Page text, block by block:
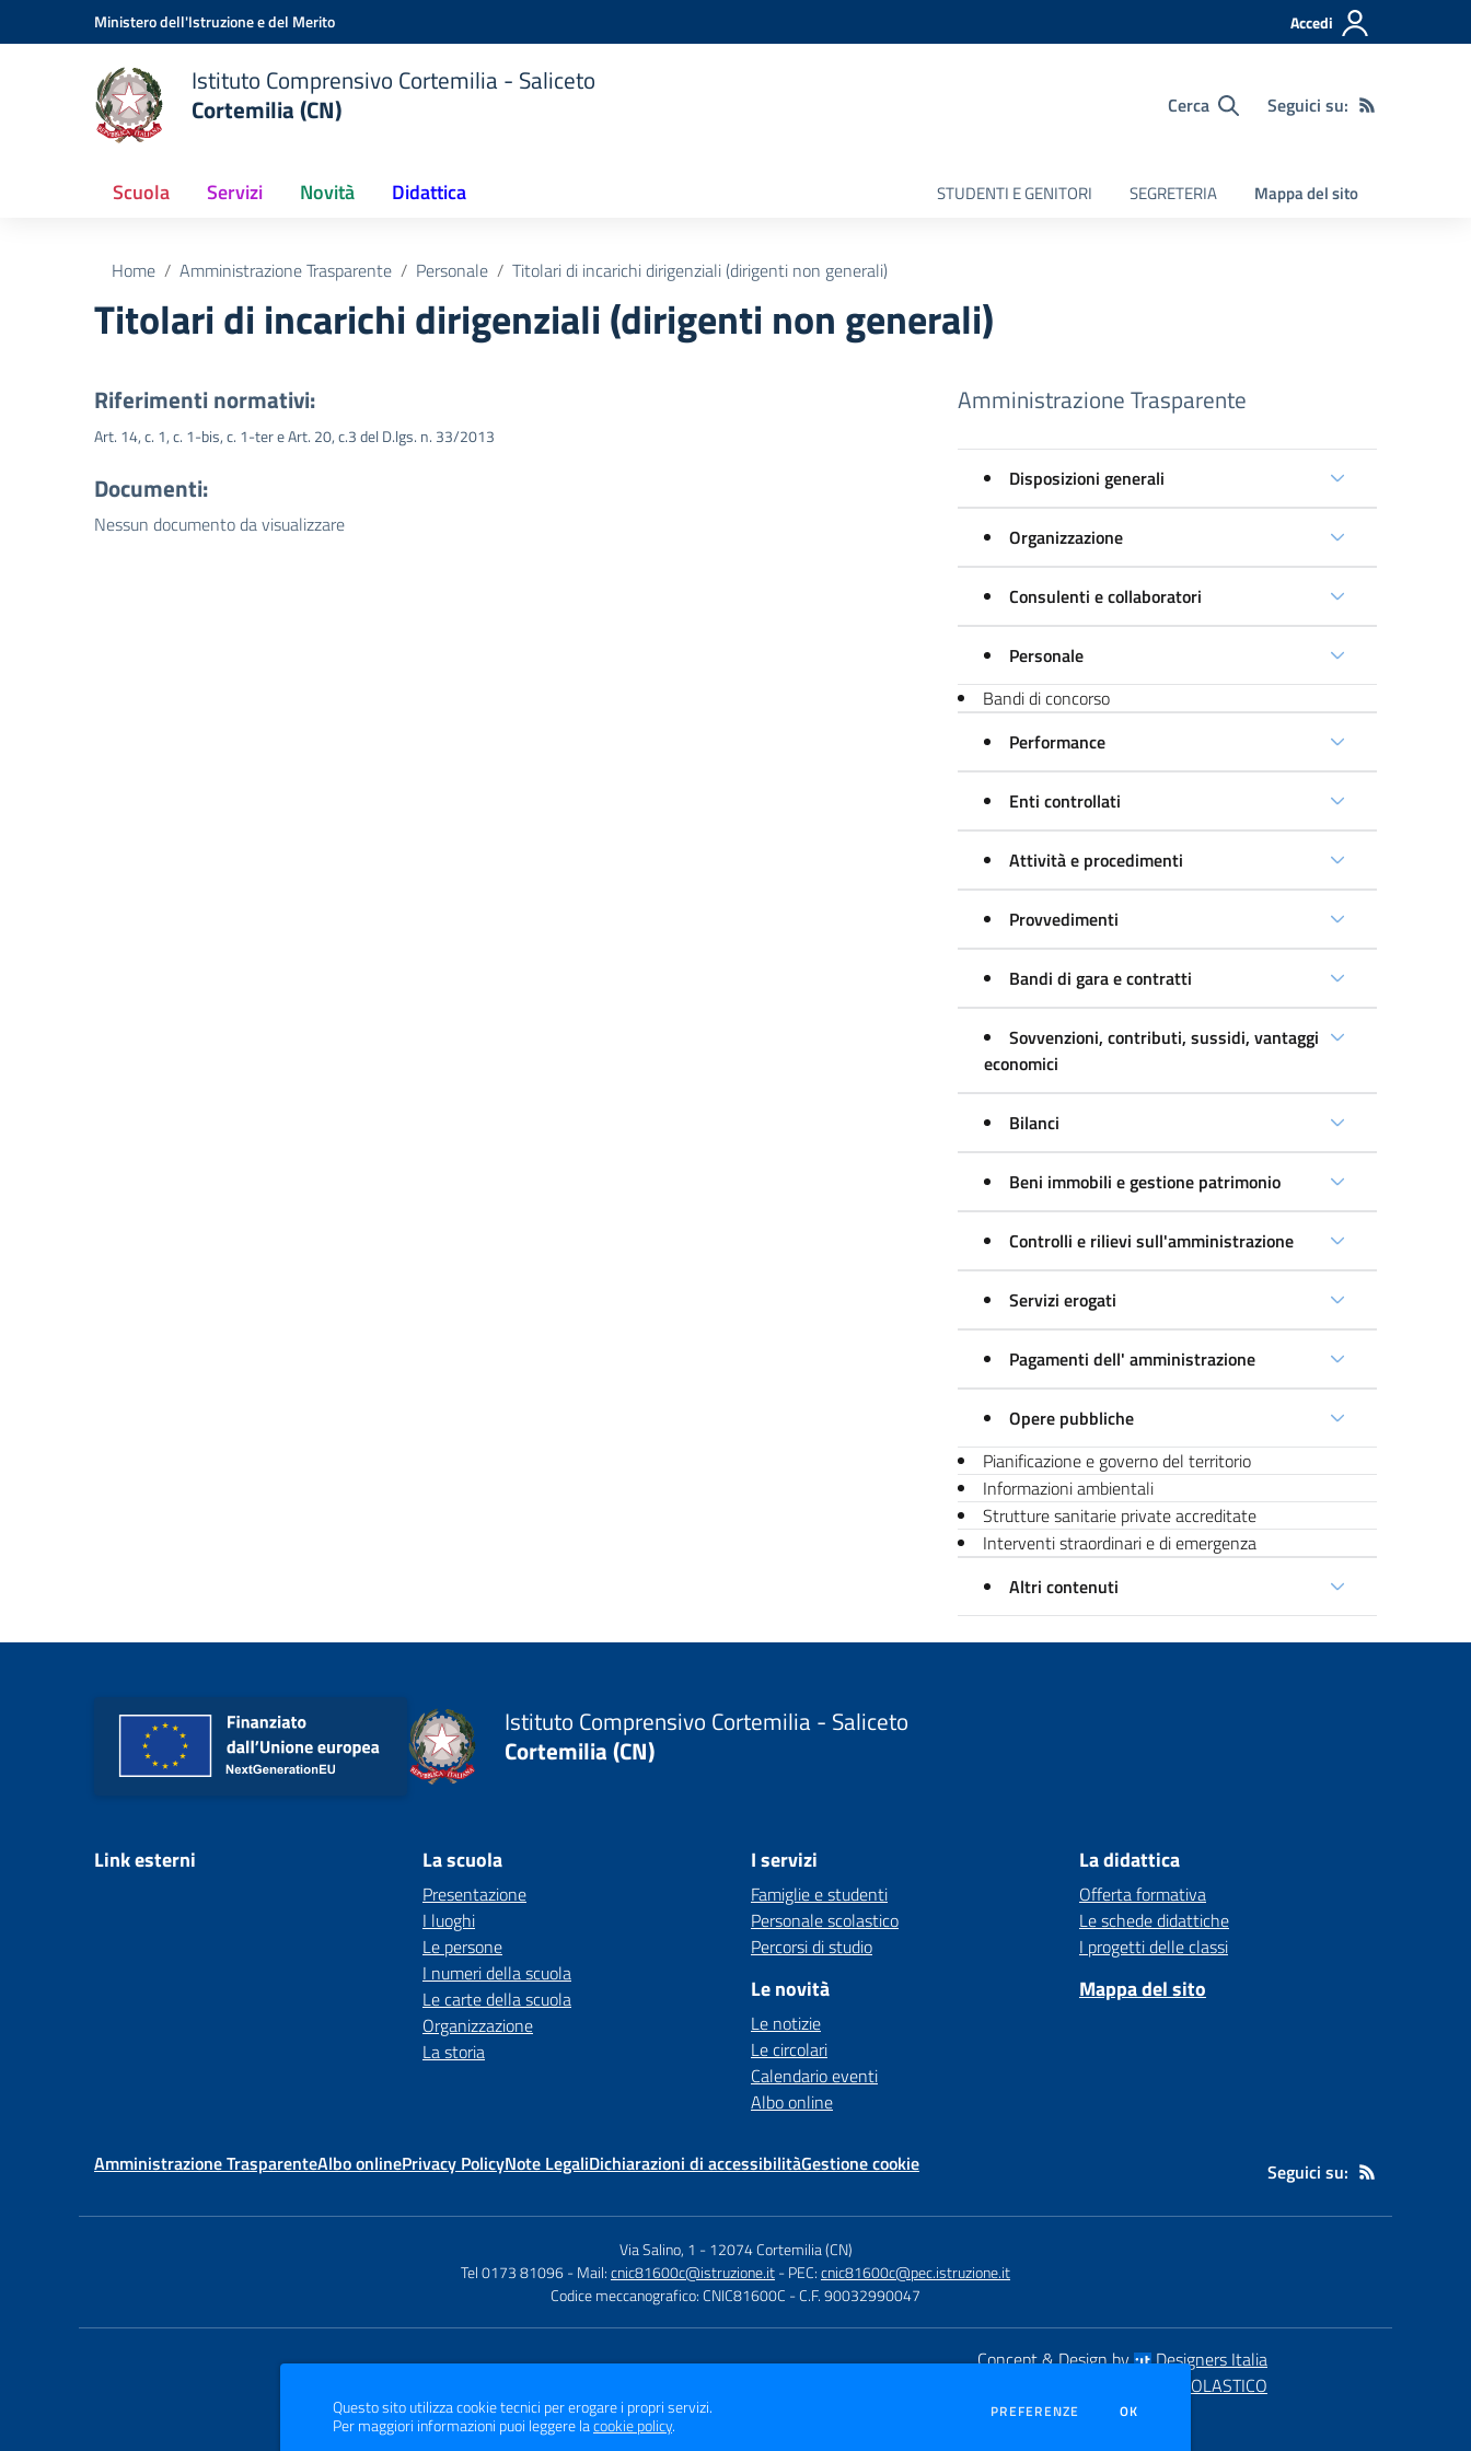
Vai ai contenuti
Vai al menu di navigazioneMinistero dell'Istruzione e del Merito Accedi
Istituto Comprensivo Cortemilia - Saliceto
Cortemilia (CN)
Cerca Seguici su:
Scuola Servizi Novità Didattica STUDENTI E GENITORI SEGRETERIA Mappa del sito
Home Amministrazione Trasparente Personale Titolari di incarichi dirigenziali (dirigenti non generali)
Titolari di incarichi dirigenziali (dirigenti non generali)
Riferimenti normativi:
Art. 14, c. 1, c. 1-bis, c. 1-ter e Art. 20, c.3 del D.lgs. n. 33/2013
Documenti:
Nessun documento da visualizzare
Amministrazione Trasparente
Disposizioni generali
Organizzazione
Consulenti e collaboratori
Personale
Bandi di concorso
Performance
Enti controllati
Attività e procedimenti
Provvedimenti
Bandi di gara e contratti
Sovvenzioni, contributi, sussidi, vantaggi
economici
Bilanci
Beni immobili e gestione patrimonio
Controlli e rilievi sull'amministrazione
Servizi erogati
Pagamenti dell' amministrazione
Opere pubbliche
Pianificazione e governo del territorio
Informazioni ambientali
Strutture sanitarie private accreditate
Interventi straordinari e di emergenza
Altri contenuti
Istituto Comprensivo Cortemilia - Saliceto
Cortemilia (CN)
Link esterni La scuola
Presentazione
I luoghi
Le persone
I numeri della scuola
Le carte della scuola
Organizzazione
La storia
I servizi
Famiglie e studenti
Personale scolastico
Percorsi di studio
Le novità
Le notizie
Le circolari
Calendario eventi
Albo online
La didattica
Offerta formativa
Le schede didattiche
I progetti delle classi
Mappa del sito
Amministrazione TrasparenteAlbo onlinePrivacy PolicyNote LegaliDichiarazioni di accessibilitàGestione cookie Seguici su:
Via Salino, 1 -12074 Cortemilia (CN)
Tel 0173 81096- Mail:cnic81600c@istruzione.it- PEC:cnic81600c@pec.istruzione.it
Codice meccanografico: CNIC81600C - C.F. 90032990047
Concept & Design by
Designers Italia
SCUOLASTICO
Questo sito utilizza cookie tecnici per erogare i propri servizi.
Per maggiori informazioni puoi leggere lacookie policy.
PREFERENZE DEI COOKIE
OK